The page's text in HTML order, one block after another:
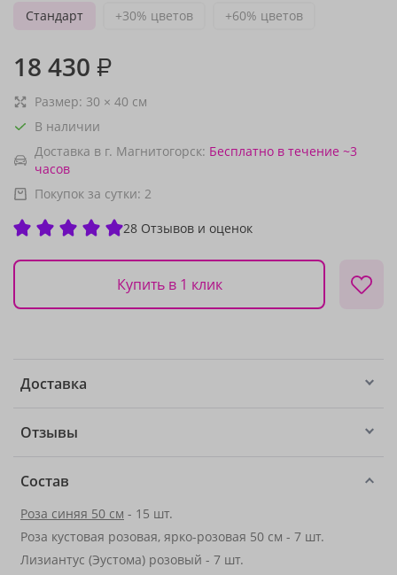
Стандарт
+30% цветов +60% цветов
18 430 ₽
Размер: 30 × 40 см
В наличии
Доставка в г. Магнитогорск: Бесплатно в течение ~3
часов
Покупок за сутки: 2
28 Отзывов и оценок
Купить в 1 клик
Доставка
Отзывы
Состав
Роза синяя 50 см - 15 шт.
Роза кустовая розовая, ярко-розовая 50 см - 7 шт.
Лизиантус (Эустома) розовый - 7 шт.